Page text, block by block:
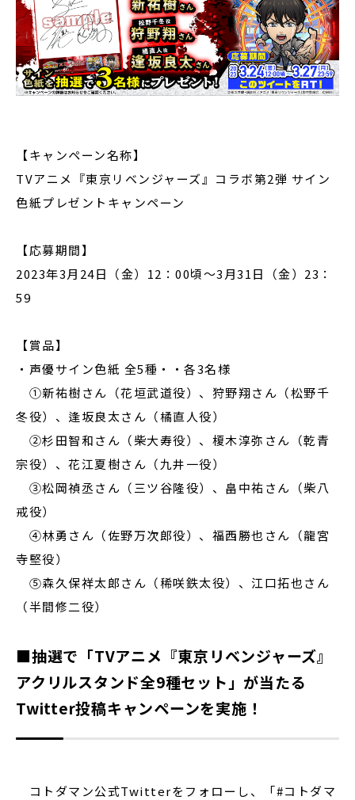
【キャンペーン名称】
TVアニメ『東京リベンジャーズ』コラボ第2弾 サイン
色紙プレゼントキャンペーン
【応募期間】
2023年3月24日（金）12：00頃〜3月31日（金）23：
59
【賞品】
・声優サイン色紙 全5種・・各3名様
①新祐樹さん（花垣武道役）、狩野翔さん（松野千
冬役）、逢坂良太さん（橘直人役）
②杉田智和さん（柴大寿役）、榎木淳弥さん（乾青
宗役）、花江夏樹さん（九井一役）
③松岡禎丞さん（三ツ谷隆役）、畠中祐さん（柴八
戒役）
④林勇さん（佐野万次郎役）、福西勝也さん（龍宮
寺堅役）
⑤森久保祥太郎さん（稀咲鉄太役）、江口拓也さん
（半間修二役）
■抽選で「TVアニメ『東京リベンジャーズ』
アクリルスタンド全9種セット」が当たる
Twitter投稿キャンペーンを実施！
コトダマン公式Twitterをフォローし、「#コトダマ